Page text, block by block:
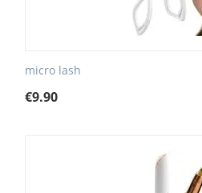
micro lash
€9.90